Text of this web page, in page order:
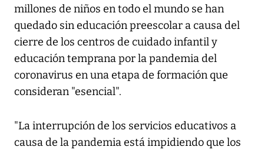
millones de niños en todo el mundo se han
quedado sin educación preescolar a causa del
cierre de los centros de cuidado infantil y
educación temprana por la pandemia del
coronavirus en una etapa de formación que
consideran "esencial".
"La interrupción de los servicios educativos a
causa de la pandemia está impidiendo que los